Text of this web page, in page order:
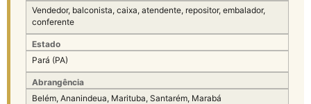
Vendedor, balconista, caixa, atendente, repositor, embalador,
conferente
Estado
Pará (PA)
Abrangência
Belém, Ananindeua, Marituba, Santarém, Marabá